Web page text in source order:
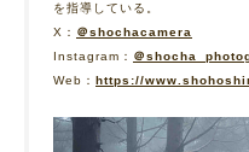
を指導している。
X： ＠shochacamera
Instagram： ＠
Web： https://